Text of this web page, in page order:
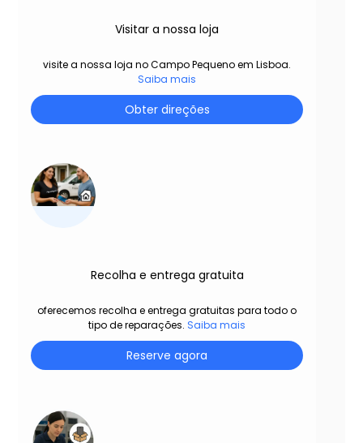
Visitar a nossa loja
visite a nossa loja no Campo Pequeno em Lisboa.
Saiba mais
Obter direções
Recolha e entrega gratuita
oferecemos recolha e entrega gratuitas para todo o
tipo de reparações. Saiba mais
Reserve agora